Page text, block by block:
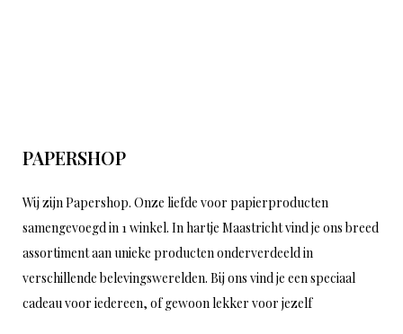
PAPERSHOP
Wij zijn Papershop. Onze liefde voor papierproducten
samengevoegd in 1 winkel. In hartje Maastricht vind je ons breed
assortiment aan unieke producten onderverdeeld in
verschillende belevingswerelden. Bij ons vind je een speciaal
cadeau voor iedereen, of gewoon lekker voor jezelf